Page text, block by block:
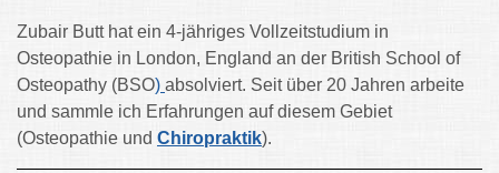
Zubair Butt hat ein 4-jähriges Vollzeitstudium in
Osteopathie in London, England an der British School of
Osteopathy (BSO) absolviert. Seit über 20 Jahren arbeite
und sammle ich Erfahrungen auf diesem Gebiet
(Osteopathie und Chiropraktik).